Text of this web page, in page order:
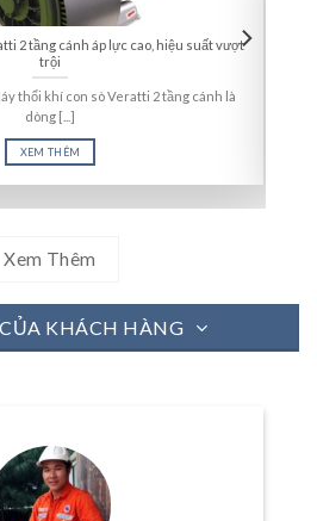
2 tầng cánh áp lực cao, hiệu suất vượt
trội
thổi khí con sò Veratti 2 tầng cánh là
dòng [...]
XEM THÊM
Xem Thêm
KHÁCH HÀNG